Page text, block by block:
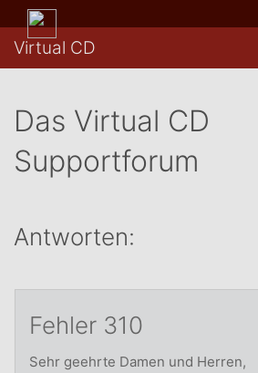
Virtual CD
Das Virtual CD
Supportforum
Antworten:
Fehler 310
Sehr geehrte Damen und Herren,